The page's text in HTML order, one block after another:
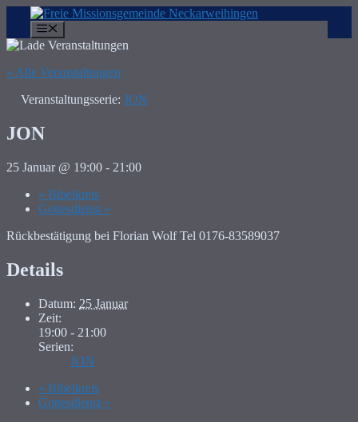
Inhalt
springen
« Alle Veranstaltungen
Veranstaltungsserie: JON
JON
25 Januar @ 19:00 - 21:00
« Bibelkreis
Gottesdienst »
Rückbestätigung bei Florian Wolf Tel 0176-83589037
Details
Datum: 25 Januar
Zeit:
19:00 - 21:00
Serien:
JON
« Bibelkreis
Gottesdienst »